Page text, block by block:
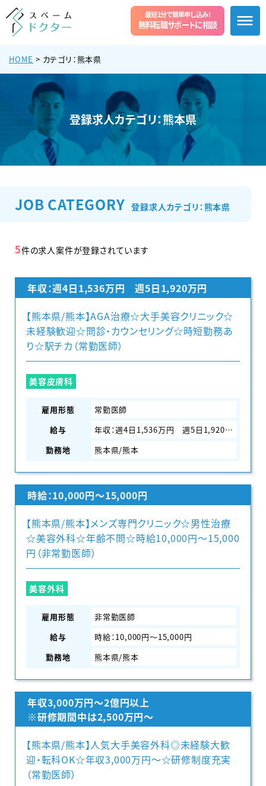
最短1分で簡単申し込み!
無料転職サポートに相談
HOME > カテゴリ：熊本県
登録求人カテゴリ：熊本県
JOB CATEGORY 登録求人カテゴリ：熊本県
5件の求人案件が登録されています
年収：週4日1,536万円 週5日1,920万円
【熊本県/熊本】AGA治療☆大手美容クリニック☆
未経験歓迎☆問診・カウンセリング☆時短勤務あ
り☆駅チカ（常勤医師）
美容皮膚科
雇用形態
常勤医師
給与
年収：週4日1,536万円 週5日1,920万円
勤務地
熊本県/熊本
時給：10,000円〜15,000円
【熊本県/熊本】メンズ専門クリニック☆男性治療
☆美容外科☆年齢不問☆時給10,000円〜15,000
円（非常勤医師）
美容外科
雇用形態
非常勤医師
給与
時給：10,000円〜15,000円
勤務地
熊本県/熊本
年収3,000万円～2億円以上
※研修期間中は2,500万円～
【熊本県/熊本】人気大手美容外科◎未経験大歓
迎・転科OK☆年収3,000万円〜☆研修制度充実
（常勤医師）